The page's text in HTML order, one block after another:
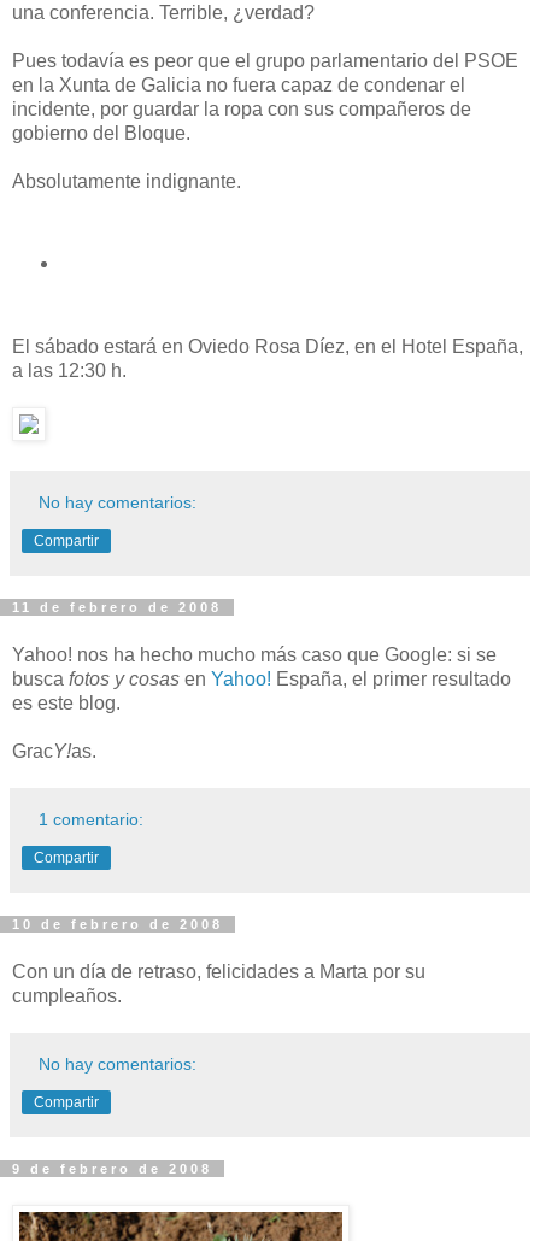
una conferencia. Terrible, ¿verdad?
Pues todavía es peor que el grupo parlamentario del PSOE
en la Xunta de Galicia no fuera capaz de condenar el
incidente, por guardar la ropa con sus compañeros de
gobierno del Bloque.
Absolutamente indignante.
El sábado estará en Oviedo Rosa Díez, en el Hotel España,
a las 12:30 h.
No hay comentarios:
Compartir
11 de febrero de 2008
Yahoo! nos ha hecho mucho más caso que Google: si se
busca fotos y cosas en Yahoo! España, el primer resultado
es este blog.
GracY!as.
1 comentario:
Compartir
10 de febrero de 2008
Con un día de retraso, felicidades a Marta por su
cumpleaños.
No hay comentarios:
Compartir
9 de febrero de 2008